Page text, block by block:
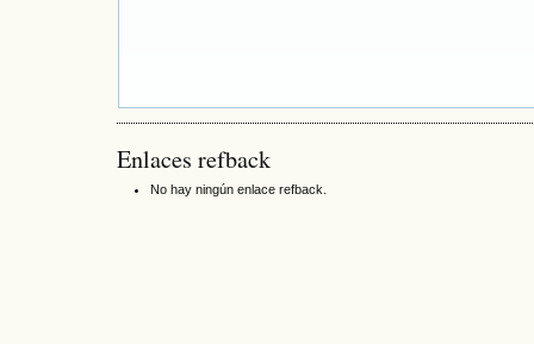
Enlaces refback
No hay ningún enlace refback.